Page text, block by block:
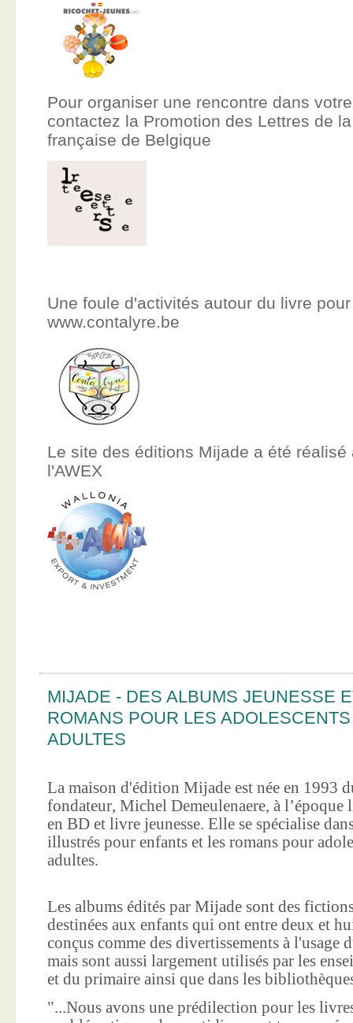
Pour organiser une rencontre dans
contactez la Promotion des Lettres de
française de Belgique
Une foule d'activités autour du livre
www.contalyre.be
Le site des éditions Mijade a été réalisé
l'AWEX
MIJADE - DES ALBUMS JEUNESSE
ROMANS POUR LES
ADULTES
La maison d'édition Mijade est née en 1993
fondateur, Michel Demeulenaere, à l’époque
en BD et livre jeunesse. Elle se spécialise
illustrés pour enfants et les romans pour
adultes.
Les albums édités par Mijade sont des
destinées aux enfants qui ont entre deux et
conçus comme des divertissements à
mais sont aussi largement utilisés par les
et du primaire ainsi que dans les
"...Nous avons une prédilection pour les